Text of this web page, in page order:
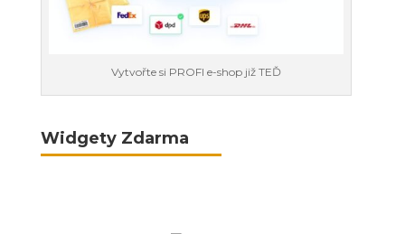
Vytvořte si PROFI e-shop již TEĎ
Widgety Zdarma